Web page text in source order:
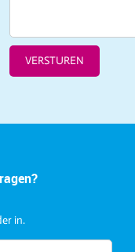
VERSTUREN
in.